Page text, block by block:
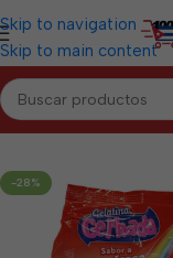
Skip to navigation
Skip to main content
Inicio/CAMAGÜEY/
-28%